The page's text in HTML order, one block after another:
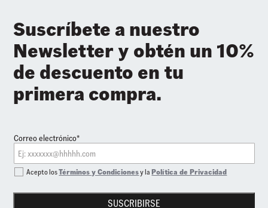
Suscríbete a nuestro
Newsletter y obtén un 10%
de descuento en tu
primera compra.
Correo electrónico*
SUSCRIBIRSE
Acepto losTérminos y Condicionesy laPolítica de Privacidad